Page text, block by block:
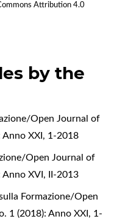
Attribution 4.0
by the
Open Journal of
Anno XXI, 1-2018
Open Journal of
Anno XVI, II-2013
Formazione/Open
1 (2018): Anno XXI, 1-